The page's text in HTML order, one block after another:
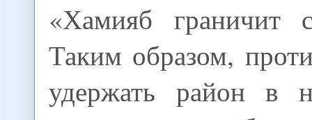
«Хамияб граничит
Таким образом,
удержать район в